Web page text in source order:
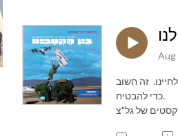
Aug
זה חשוב
כדי להבטיח.